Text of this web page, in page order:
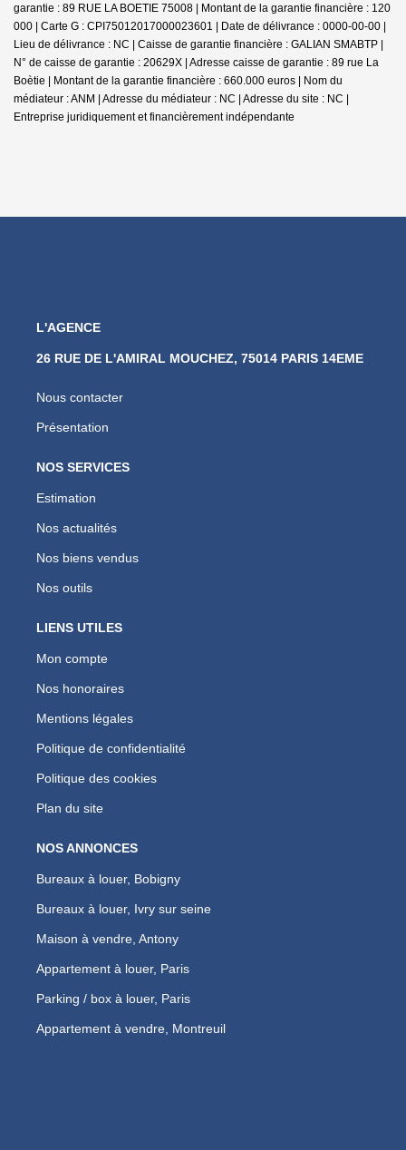
garantie : 89 RUE LA BOETIE 75008 | Montant de la garantie financière : 120
000 | Carte G : CPI75012017000023601 | Date de délivrance : 0000-00-00 |
Lieu de délivrance : NC | Caisse de garantie financière : GALIAN SMABTP |
N° de caisse de garantie : 20629X | Adresse caisse de garantie : 89 rue La
Boètie | Montant de la garantie financière : 660.000 euros | Nom du
médiateur : ANM | Adresse du médiateur : NC | Adresse du site : NC |
Entreprise juridiquement et financièrement indépendante
L'AGENCE
26 RUE DE L'AMIRAL MOUCHEZ, 75014 PARIS 14EME
Nous contacter
Présentation
NOS SERVICES
Estimation
Nos actualités
Nos biens vendus
Nos outils
LIENS UTILES
Mon compte
Nos honoraires
Mentions légales
Politique de confidentialité
Politique des cookies
Plan du site
NOS ANNONCES
Bureaux à louer, Bobigny
Bureaux à louer, Ivry sur seine
Maison à vendre, Antony
Appartement à louer, Paris
Parking / box à louer, Paris
Appartement à vendre, Montreuil